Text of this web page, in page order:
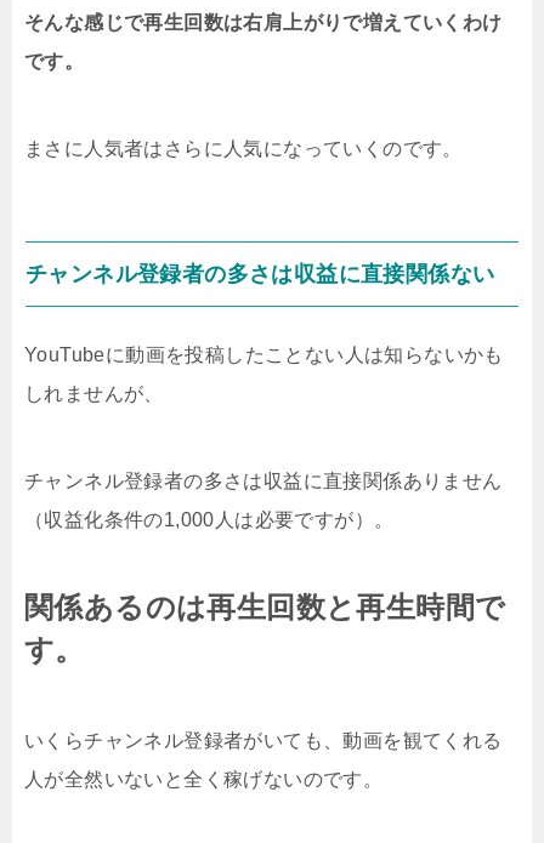
そんな感じで再生回数は右肩上がりで増えていくわけ
です。
まさに人気者はさらに人気になっていくのです。
チャンネル登録者の多さは収益に直接関係ない
YouTubeに動画を投稿したことない人は知らないかも
しれませんが、
チャンネル登録者の多さは収益に直接関係ありません
（収益化条件の1,000人は必要ですが）。
関係あるのは再生回数と再生時間で
す。
いくらチャンネル登録者がいても、動画を観てくれる
人が全然いないと全く稼げないのです。